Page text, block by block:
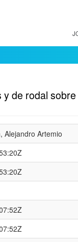
de rodal
Alejandro Artemio